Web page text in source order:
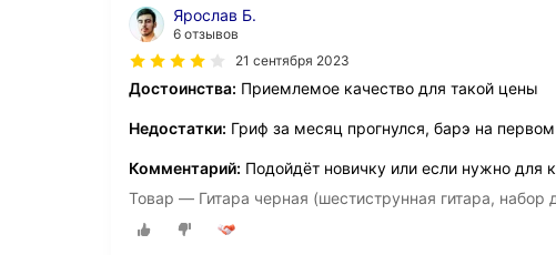
Ярослав Б.
6 отзывов
21 сентября 2023
Достоинства: Приемлемое качество для такой цены
Недостатки: Гриф за месяц прогнулся, барэ на первом
Комментарий: Подойдёт новичку или если нужно для
Товар — Гитара черная (шестиструнная гитара,